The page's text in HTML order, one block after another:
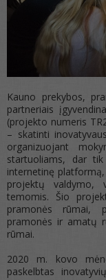
Kauno prekybos,
partneriais
(projekto numeris
– skatinti
organizuojant
startuoliams, dar
internetinę
projektų valdymo,
temomis. Šio
pramonės rūmai,
pramonės ir amatų
rūmai.
2020 m. kovo
paskelbtas